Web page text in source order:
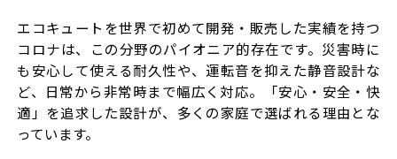
エコキュートを世界で初めて開発・販売した実績を持つ
コロナは、この分野のパイオニア的存在です。災害時に
も安心して使える耐久性や、運転音を抑えた静音設計な
ど、日常から非常時まで幅広く対応。「安心・安全・快
適」を追求した設計が、多くの家庭で選ばれる理由とな
っています。